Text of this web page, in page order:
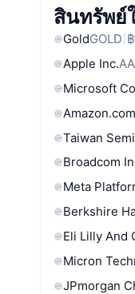
สินทรัพย์
GoldGOLD
Apple Inc.
Microsoft
Taiwan
Broadcom
Meta
Berkshire
Eli Lilly And
Micron
JPmorgan